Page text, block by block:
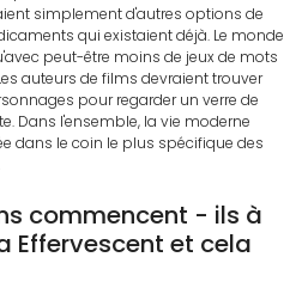
simplement d'autres options de
qui existaient déjà. Le monde
peut-être moins de jeux de mots
auteurs de films devraient trouver
pour regarder un verre de
Dans l'ensemble, la vie moderne
dans le coin le plus spécifique des
commencent - ils à
Effervescent et cela